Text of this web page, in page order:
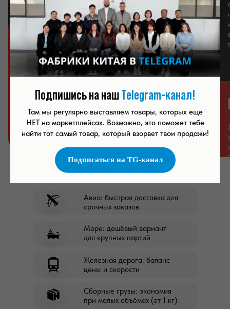
Наше решение
Мы не стали искать оправданий, а сразу
предложили выход — наклейки с
переводом.
подобрали варианты дизайна, клиент
На нашем складе мы всё проклеили
вручную — аккуратно. Товар не просто
«спасли» — он стал уникальным.
Подбор способа доставки из Китая
Авиа: быстрая доставка для
срочных заказов
Море: дешёвый вариант
для крупных партий
Железная дорога: баланс
цены и скорости
Сборные грузы: экономия
при малых объёмах (от 1 кг)
Подпишись на нашTelegram-канал!
Там мы регулярно выставляем товары, которых еще
НЕТ на маркетплейсах. Возможно, это поможет тебе
найти тот самый товар, который взорвет твои продажи!
Подписаться на TG-канал